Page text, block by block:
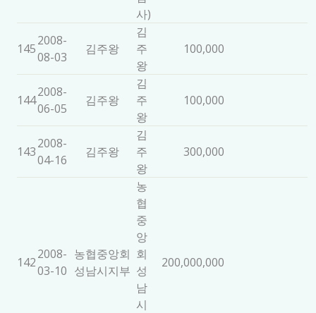
사)
145
2008-
08-03
김주왕
김
주
왕
100,000
144
2008-
06-05
김주왕
김
주
왕
100,000
143
2008-
04-16
김주왕
김
주
왕
300,000
142
2008-
03-10
농협중앙회
성남시지부
농
협
중
앙
회
성
남
시
200,000,000